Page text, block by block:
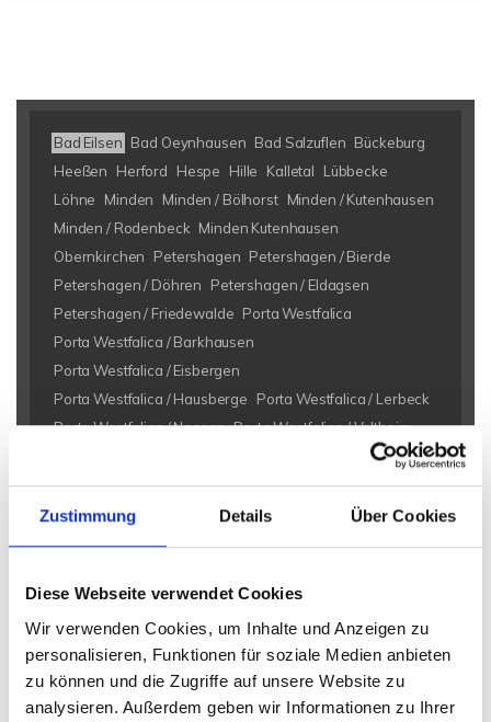
Zustimmung Details Über Cookies
Diese Webseite verwendet Cookies
Wir verwenden Cookies, um Inhalte und Anzeigen zu
personalisieren, Funktionen für soziale Medien anbieten
zu können und die Zugriffe auf unsere Website zu
analysieren. Außerdem geben wir Informationen zu Ihrer
Bad Eilsen Bad Oeynhausen Bad Salzuflen Bückeburg
Heeßen
Herford Hespe Hille Kalletal
Lübbecke
Löhne
Minden Minden / Bölhorst Minden / Kutenhausen
Minden / Rodenbeck Minden Kutenhausen
Obernkirchen
Petershagen Petershagen / Bierde
Petershagen / Döhren
Petershagen / Eldagsen
Petershagen / Friedewalde Porta Westfalica
Porta Westfalica / Barkhausen
Porta Westfalica / Eisbergen
Porta Westfalica / Hausberge
Porta Westfalica / Lerbeck
Porta Westfalica / Neesen Porta Westfalica / Veltheim
Vlotho
Eigentumswohnungen Bad Eilsen
Eigentumswohnung Bad
Eilsen
Immo Bad Eilsen
Wohnungsanzeigen Bad Eilsen
Wohnung Bad Eilsen
Bad Eilsen
Immobilie Bad Eilsen
Immobilien Bad Eilsen
Immobilienkauf Bad Eilsen